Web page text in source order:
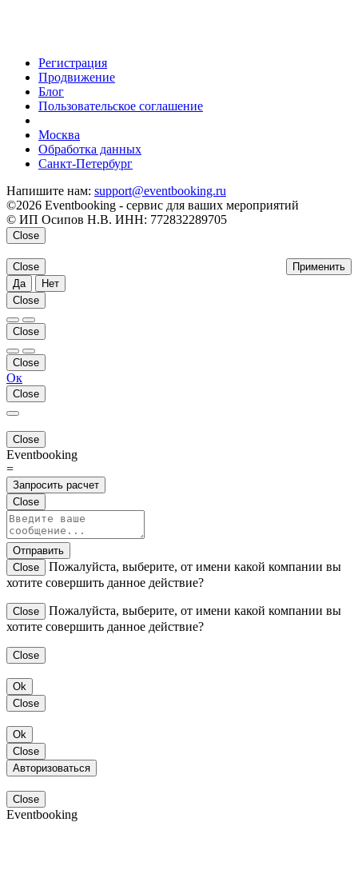
Регистрация
Продвижение
Блог
Пользовательское соглашение
Москва
Обработка данных
Санкт-Петербург
Напишите нам: support@eventbooking.ru
©2026 Eventbooking - сервис для ваших мероприятий
© ИП Осипов Н.В. ИНН: 772832289705
Close
Применить
Close
Да
Нет
Close
Close
Close
Ок
Close
Close
Eventbooking
=
Запросить расчет
Close
Отправить
Close
Пожалуйста, выберите, от имени какой компании вы
хотите совершить данное действие?
Close
Пожалуйста, выберите, от имени какой компании вы
хотите совершить данное действие?
Close
Ok
Close
Ok
Close
Авторизоваться
Close
Eventbooking